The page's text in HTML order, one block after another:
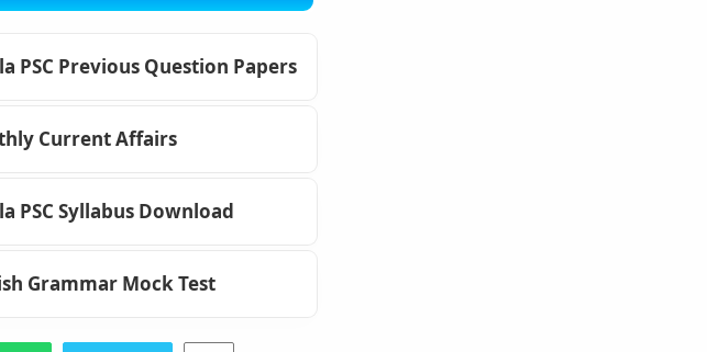
PSC Previous Question Papers
Current Affairs
PSC Syllabus Download
Grammar Mock Test